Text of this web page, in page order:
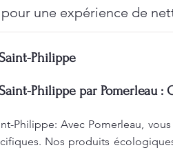
une expérience de
Philippe
Philippe par Pomerleau :
Philippe: Avec Pomerleau,
Nos produits